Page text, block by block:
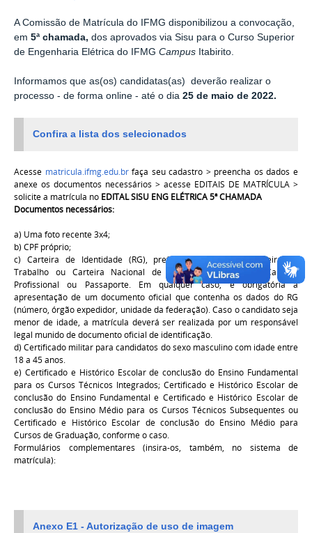
A Comissão de Matrícula do IFMG disponibilizou a convocação,
em 5ª chamada, dos aprovados via Sisu para o Curso Superior
de Engenharia Elétrica do IFMG Campus Itabirito.
Informamos que as(os) candidatas(as) deverão realizar o
processo - de forma online - até o dia 25 de maio de 2022.
Confira a lista dos selecionados
Acesse matricula.ifmg.edu.brfaça seu cadastro > preencha os dados e
anexe os documentos necessários > acesse EDITAIS DE MATRÍCULA >
solicite a matrícula no EDITAL SISU ENG ELÉTRICA 5ª CHAMADA
Documentos necessários:
a) Uma foto recente 3x4;
b) CPF próprio;
c) Carteira de Identidade (RG), preferencialmente, ou Carteira de
Trabalho ou Carteira Nacional de Habilitação (CNH) ou Carteira
Profissional ou Passaporte. Em qualquer caso, é obrigatória a
apresentação de um documento oficial que contenha os dados do RG
(número, órgão expedidor, unidade da federação). Caso o candidato seja
menor de idade, a matrícula deverá ser realizada por um responsável
legal munido de documento oficial de identificação.
d) Certificado militar para candidatos do sexo masculino com idade entre
18 a 45 anos.
e) Certificado e Histórico Escolar de conclusão do Ensino Fundamental
para os Cursos Técnicos Integrados; Certificado e Histórico Escolar de
conclusão do Ensino Fundamental e Certificado e Histórico Escolar de
conclusão do Ensino Médio para os Cursos Técnicos Subsequentes ou
Certificado e Histórico Escolar de conclusão do Ensino Médio para
Cursos de Graduação, conforme o caso.
Formulários complementares (insira-os, também, no sistema de
matrícula):
Anexo E1 - Autorização de uso de imagem